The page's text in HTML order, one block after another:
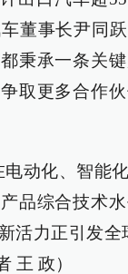
董事长尹同
秉承一条关
取更多合作
电动化、智能
品综合技术水
活力正引发全
王 政）